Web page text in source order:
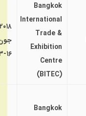
Bangkok
International
Trade &
Exhibition
Centre
(BITEC)
۲۰۱۸
۱۶-۱۳
Bangkok